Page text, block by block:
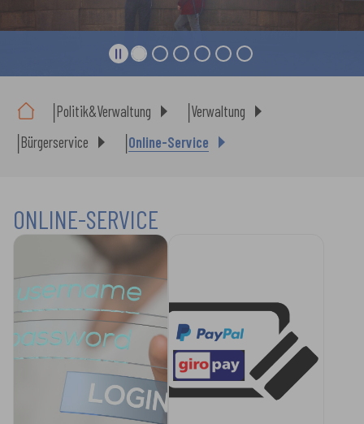
Politik&Verwaltung
Verwaltung
Bürgerservice
Online-Service
ONLINE-SERVICE